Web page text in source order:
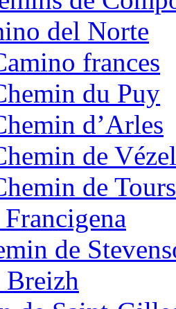
del Norte
frances
du Puy
d’Arles
de
de Tours
de